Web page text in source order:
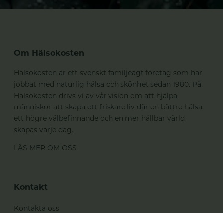
Om Hälsokosten
Hälsokosten är ett svenskt familjeägt företag som har
jobbat med naturlig hälsa och skönhet sedan 1980. På
Hälsokosten drivs vi av vår vision om att hjälpa
människor att skapa ett friskare liv där en bättre hälsa,
ett högre välbefinnande och en mer hållbar värld
skapas varje dag.
LÄS MER OM OSS
Kontakt
Kontakta oss